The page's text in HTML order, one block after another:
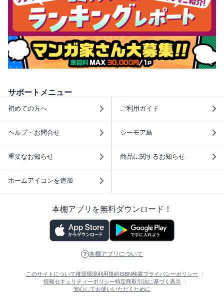
サポートメニュー
初めての方へ ご利用ガイド
ヘルプ・お問合せ シーモア島
重要なお知らせ 商品に関するお知らせ
ホームアイコンを追加
本棚アプリを無料ダウンロード！
本棚アプリについて
このサイトについて推奨環境利用規約ISBN検索プライバシーポリシー
情報セキュリティーポリシー特定商取引法に基づく表示
安心してお使いいただくために